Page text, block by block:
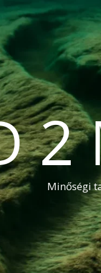
2
Minőségi